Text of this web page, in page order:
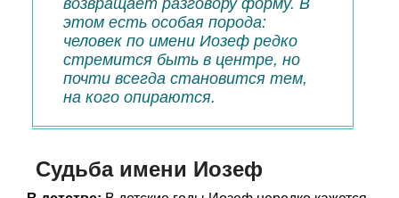
возвращает разговору форму. В
этом есть особая порода:
человек по имени Иозеф редко
стремится быть в центре, но
почти всегда становится тем,
на кого опираются.
Судьба имени Иозеф